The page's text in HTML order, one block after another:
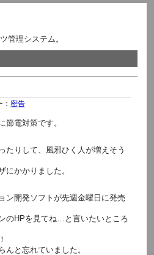
管理システム。
密告
節電対策です。
たりして、風邪ひく人が増えそう
にかかりました。
ン開発ソフトが先週金曜日に発売
のHPを見てね…と言いたいところ
んと忘れていました。